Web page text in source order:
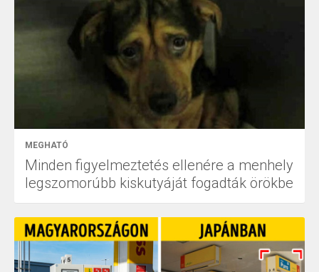
MEGHATÓ
Minden figyelmeztetés ellenére a menhely
legszomorúbb kiskutyáját fogadták örökbe